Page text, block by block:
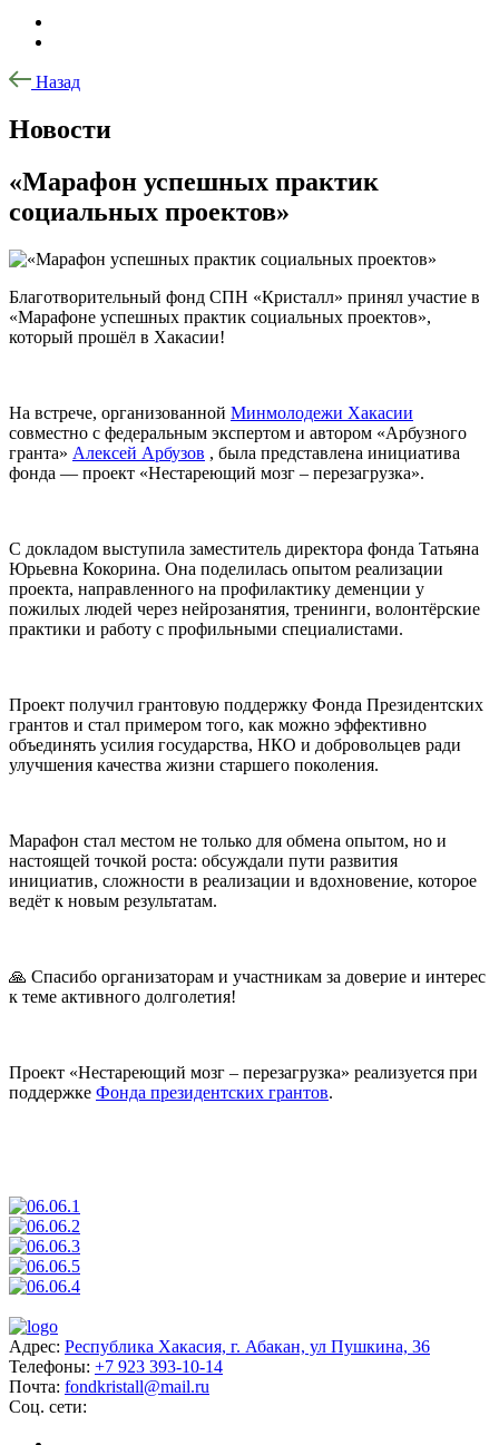
Назад
Новости
«Марафон успешных практик
социальных проектов»
Благотворительный фонд СПН «Кристалл» принял участие в
«Марафоне успешных практик социальных проектов»,
который прошёл в Хакасии!
На встрече, организованной Минмолодежи Хакасии
совместно с федеральным экспертом и автором «Арбузного
гранта» Алексей Арбузов , была представлена инициатива
фонда — проект «Нестареющий мозг – перезагрузка».
С докладом выступила заместитель директора фонда Татьяна
Юрьевна Кокорина. Она поделилась опытом реализации
проекта, направленного на профилактику деменции у
пожилых людей через нейрозанятия, тренинги, волонтёрские
практики и работу с профильными специалистами.
Проект получил грантовую поддержку Фонда Президентских
грантов и стал примером того, как можно эффективно
объединять усилия государства, НКО и добровольцев ради
улучшения качества жизни старшего поколения.
Марафон стал местом не только для обмена опытом, но и
настоящей точкой роста: обсуждали пути развития
инициатив, сложности в реализации и вдохновение, которое
ведёт к новым результатам.
🙏 Спасибо организаторам и участникам за доверие и интерес
к теме активного долголетия!
Проект «Нестареющий мозг – перезагрузка» реализуется при
поддержке Фонда президентских грантов.
Адрес: Республика Хакасия, г. Абакан, ул Пушкина, 36
Телефоны: +7 923 393-10-14
Почта: fondkristall@mail.ru
Соц. сети: